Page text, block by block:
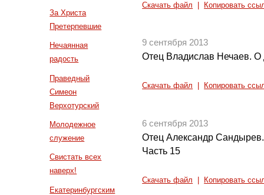
За Христа
Претерпевшие
Нечаянная
радость
Праведный
Симеон
Верхотурский
Молодежное
служение
Свистать всех
наверх!
Екатеринбургским
Скачать файл Копировать
9 сентября 2013
Отец Владислав Нечаев. О
Скачать файл Копировать
6 сентября 2013
Отец Александр
Часть 15
Скачать файл Копировать